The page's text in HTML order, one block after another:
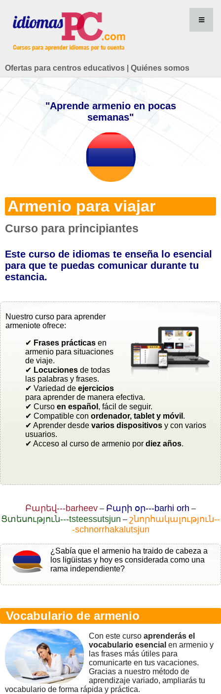
Ofertas para centros educativos Quiénes somos
"Aprende armenio en pocas
semanas"
Armenio para viajar
Curso para principiantes
Este curso de idiomas te enseña lo esencial
para que te puedas comunicar durante tu
estancia.
Nuestro curso para aprender
armeniote ofrece:
✔ Frases prácticas en
armenio para situaciones
de viaje.
✔ Locuciones de todas
las palabras y frases.
✔ Variedad de ejercicios
para aprender de manera efectiva.
✔ Curso en español , fácil de seguir.
✔ Compatible con ordenador, tablet y móvil .
✔ Aprender desde varios dispositivos y con varios
usuarios.
✔ Acceso al curso de armenio por diez años.
Բարեվ---barheev – Բարի օր---barhi orh –
Ցտեսություն---tsteessutsjun – շնորհակալություն--
-schnorrhakalutsjun
¿Sabía que el armenio ha traido de cabeza a
los ligüistas y hoy es considerada como una
rama independiente?
Vocabulario de armenio
Con este curso aprenderás el
vocabulario esencial en armenio y
las frases más útiles para
comunicarte en tus vacaciones.
Gracias a nuestro método de
aprendizaje variado, ampliarás tu
vocabulario de forma rápida y práctica.